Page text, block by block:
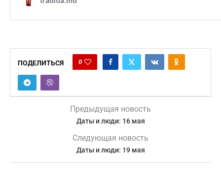
ПОДЕЛИТЬСЯ 0
Предыдущая новость
Даты и люди: 16 мая
Следующая новость
Даты и люди: 19 мая